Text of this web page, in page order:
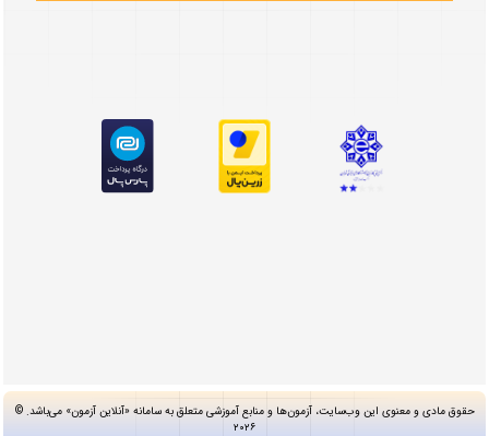
حقوق مادی و معنوی این وب‌سایت، آزمون‌ها و منابع آموزشی متعلق به سامانه «آنلاین آزمون» می‌باشد. ©
۲۰۲۶